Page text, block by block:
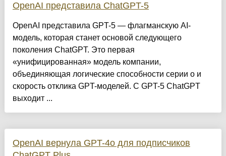
OpenAI представила ChatGPT-5
OpenAI представила GPT-5 — флагманскую AI-
модель, которая станет основой следующего
поколения ChatGPT. Это первая
«унифицированная» модель компании,
объединяющая логические способности серии o и
скорость отклика GPT-моделей. С GPT-5 ChatGPT
выходит ...
OpenAI вернула GPT-4o для подписчиков